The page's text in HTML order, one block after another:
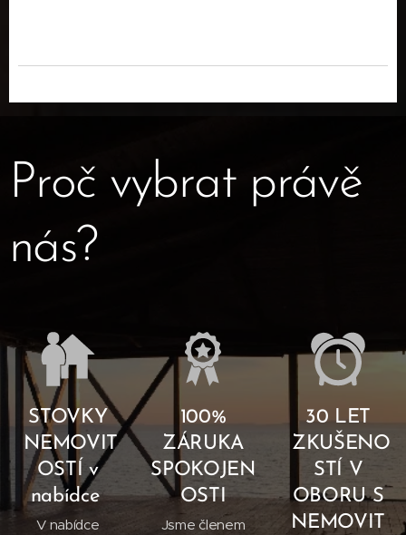
Proč vybrat právě
nás?
STOVKY
NEMOVIT
OSTÍ v
nabídce
V nabídce
100%
ZÁRUKA
SPOKOJEN
OSTI
Jsme členem
30 LET
ZKUŠENO
STÍ V
OBORU S
NEMOVIT